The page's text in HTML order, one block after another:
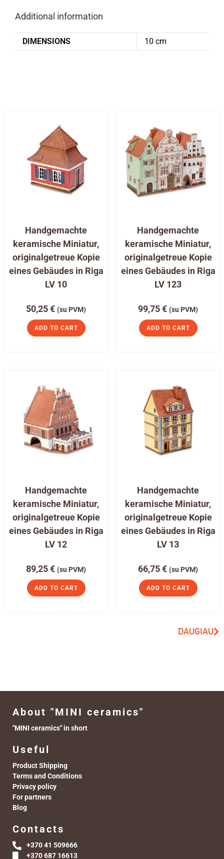
Additional information
DIMENSIONS 10 cm
Handgemachte
keramische Miniatur,
originalgetreue Kopie
eines Gebäudes in Riga
LV 10
50,25€ (su PVM)
ADD TO CART
Handgemachte
keramische Miniatur,
originalgetreue Kopie
eines Gebäudes in Riga
LV 123
99,75€ (su PVM)
ADD TO CART
Handgemachte
keramische Miniatur,
originalgetreue Kopie
eines Gebäudes in Riga
LV 12
89,25€ (su PVM)
ADD TO CART
Handgemachte
keramische Miniatur,
originalgetreue Kopie
eines Gebäudes in Riga
LV 13
66,75€ (su PVM)
ADD TO CART
DAUGIAU
About "MINI ceramics"
"MINI ceramics" in short
Useful
Product Shipping
Terms and Conditions
Privacy policy
For partners
Blog
Contacts
+370 41 509666
+370 687 16613